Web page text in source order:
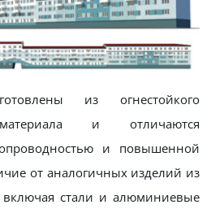
из огнестойкого
и отличаются
и повышенной
от аналогичных изделий из
стали и алюминиевые